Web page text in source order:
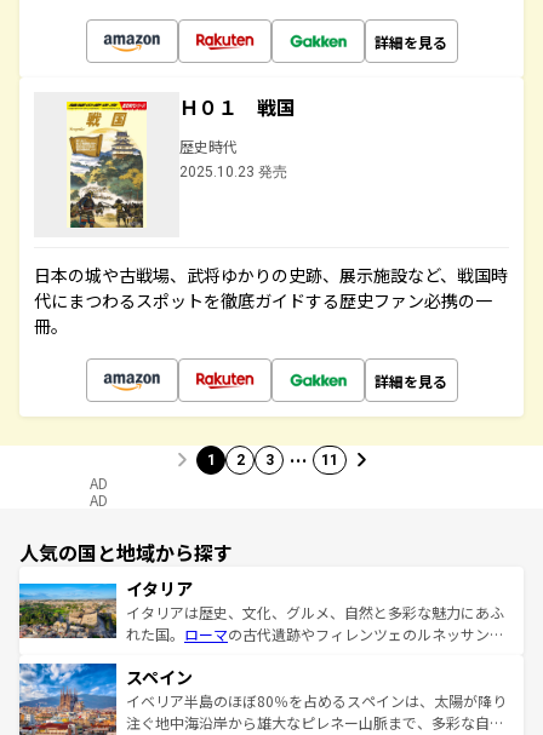
詳細を見る
Ｈ０１ 戦国
歴史時代
2025.10.23 発売
日本の城や古戦場、武将ゆかりの史跡、展示施設など、戦国時
代にまつわるスポットを徹底ガイドする歴史ファン必携の一
冊。
詳細を見る
1 2 3 … 11
AD
AD
人気の国と地域から探す
イタリア
イタリアは歴史、文化、グルメ、自然と多彩な魅力にあふ
れた国。 ローマの古代遺跡やフィレンツェのルネッサンス
ろん、トスカーナの美しい田園風景やアマルフィ海岸の絶
景など、自然景観も見逃せない。観光の合間には、本場の
ピザやパスタなど、絶品のイタリア料理を堪能することも
スペイン
イベリア半島のほぼ80％を占めるスペインは、太陽が降り
注ぐ地中海沿岸から雄大なピレネー山脈まで、多彩な自然